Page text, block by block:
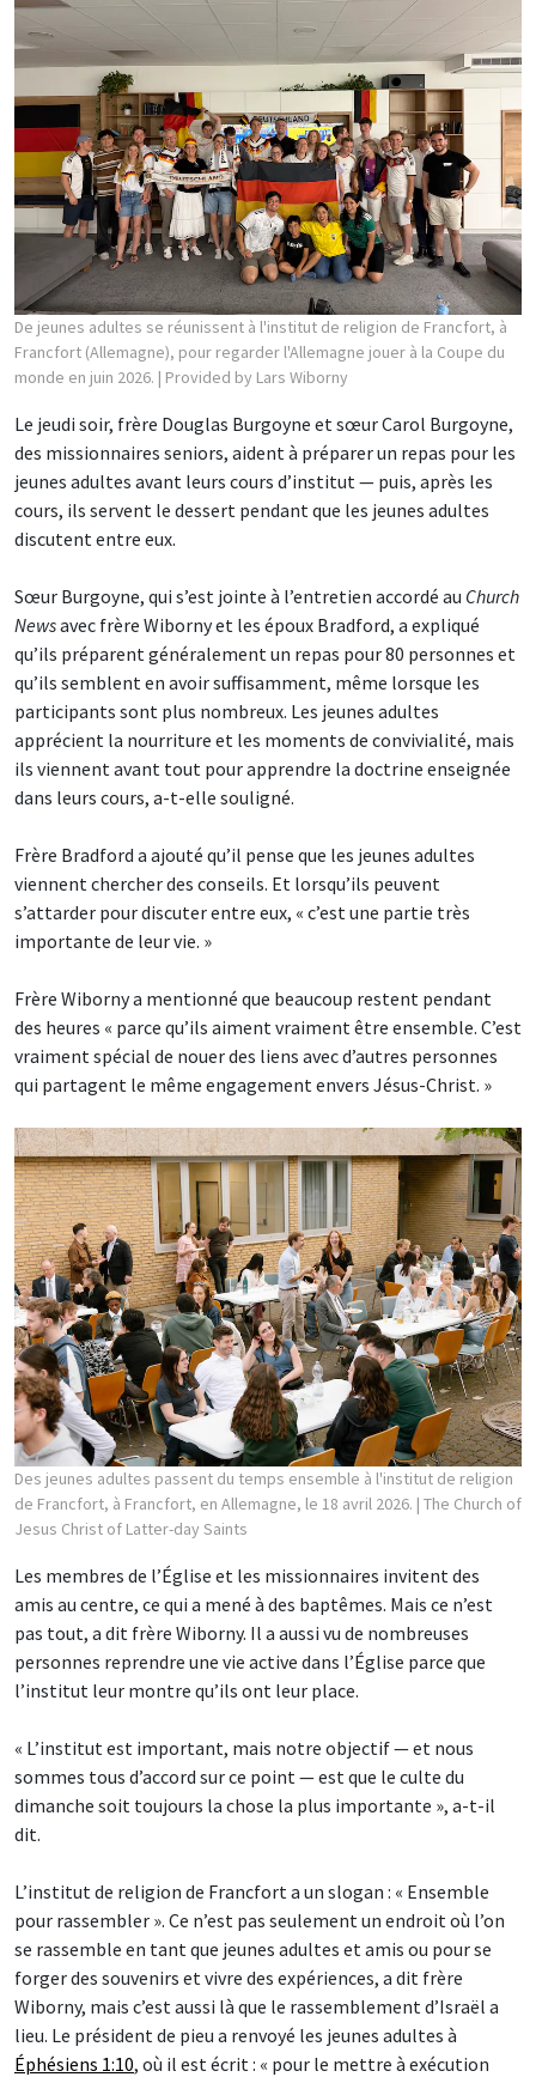
De jeunes adultes se réunissent à l'institut de religion de Francfort, à
Francfort (Allemagne), pour regarder l'Allemagne jouer à la Coupe du
monde en juin 2026. | Provided by Lars Wiborny
Le jeudi soir, frère Douglas Burgoyne et sœur Carol Burgoyne,
des missionnaires seniors, aident à préparer un repas pour les
jeunes adultes avant leurs cours d’institut — puis, après les
cours, ils servent le dessert pendant que les jeunes adultes
discutent entre eux.
Sœur Burgoyne, qui s’est jointe à l’entretien accordé au Church
Newsavec frère Wiborny et les époux Bradford, a expliqué
qu’ils préparent généralement un repas pour 80 personnes et
qu’ils semblent en avoir suffisamment, même lorsque les
participants sont plus nombreux. Les jeunes adultes
apprécient la nourriture et les moments de convivialité, mais
ils viennent avant tout pour apprendre la doctrine enseignée
dans leurs cours, a-t-elle souligné.
Frère Bradford a ajouté qu’il pense que les jeunes adultes
viennent chercher des conseils. Et lorsqu’ils peuvent
s’attarder pour discuter entre eux, « c’est une partie très
importante de leur vie. »
Frère Wiborny a mentionné que beaucoup restent pendant
des heures « parce qu’ils aiment vraiment être ensemble. C’est
vraiment spécial de nouer des liens avec d’autres personnes
qui partagent le même engagement envers Jésus-Christ. »
Des jeunes adultes passent du temps ensemble à l'institut de religion
de Francfort, à Francfort, en Allemagne, le 18 avril 2026. | The Church of
Jesus Christ of Latter-day Saints
Les membres de l’Église et les missionnaires invitent des
amis au centre, ce qui a mené à des baptêmes. Mais ce n’est
pas tout, a dit frère Wiborny. Il a aussi vu de nombreuses
personnes reprendre une vie active dans l’Église parce que
l’institut leur montre qu’ils ont leur place.
« L’institut est important, mais notre objectif — et nous
sommes tous d’accord sur ce point — est que le culte du
dimanche soit toujours la chose la plus importante », a-t-il
dit.
L’institut de religion de Francfort a un slogan : « Ensemble
pour rassembler ». Ce n’est pas seulement un endroit où l’on
se rassemble en tant que jeunes adultes et amis ou pour se
forger des souvenirs et vivre des expériences, a dit frère
Wiborny, mais c’est aussi là que le rassemblement d’Israël a
lieu. Le président de pieu a renvoyé les jeunes adultes à
Éphésiens 1:10, où il est écrit : « pour le mettre à exécution